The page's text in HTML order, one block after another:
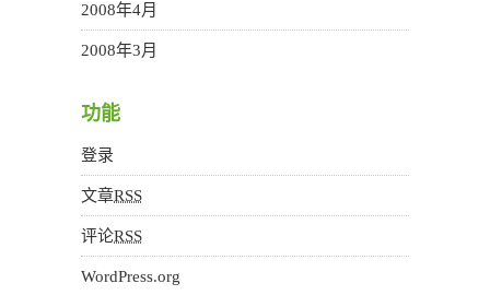
2008年4月
2008年3月
功能
登录
文章RSS
评论RSS
WordPress.org